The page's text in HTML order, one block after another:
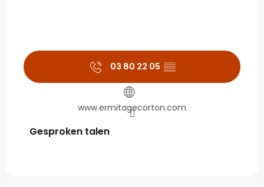
03 80 22 05 ▒▒
www.ermitagecorton.com
Gesproken talen
Gesproken talen